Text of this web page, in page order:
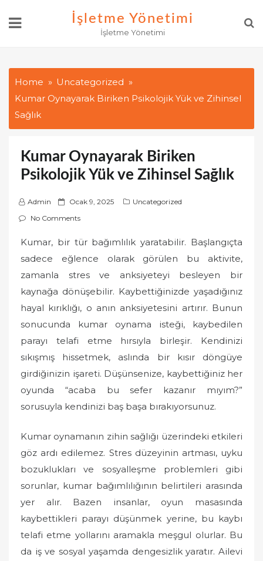
İşletme Yönetimi
İşletme Yönetimi
Home
Uncategorized
Kumar Oynayarak Biriken Psikolojik Yük ve Zihinsel
Sağlık
Kumar Oynayarak Biriken
Psikolojik Yük ve Zihinsel Sağlık
Admin
P
o
t
e
Ocak 9, 2025
Uncategorized
No Comments
Kumar, bir tür bağımlılık yaratabilir. Başlangıçta
sadece eğlence olarak görülen bu aktivite,
zamanla stres ve anksiyeteyi besleyen bir
kaynağa dönüşebilir. Kaybettiğinizde yaşadığınız
hayal kırıklığı, o anın anksiyetesini artırır. Bunun
sonucunda kumar oynama isteği, kaybedilen
parayı telafi etme hırsıyla birleşir. Kendinizi
sıkışmış hissetmek, aslında bir kısır döngüye
girdiğinizin işareti. Düşünsenize, kaybettiğiniz her
oyunda “acaba bu sefer kazanır mıyım?”
sorusuyla kendinizi baş başa bırakıyorsunuz.
Kumar oynamanın zihin sağlığı üzerindeki etkileri
göz ardı edilemez. Stres düzeyinin artması, uyku
bozuklukları ve sosyalleşme problemleri gibi
sorunlar, kumar bağımlılığının belirtileri arasında
yer alır. Bazen insanlar, oyun masasında
kaybettikleri parayı düşünmek yerine, bu kaybı
telafi etme yollarını aramakla meşgul olurlar. Bu
da iş ve sosyal yaşamda dengesizlik yaratır. Ailevi